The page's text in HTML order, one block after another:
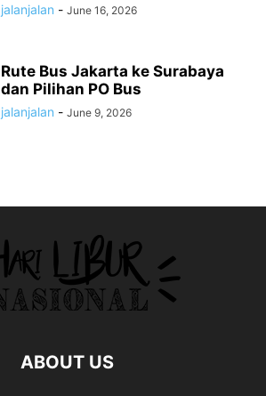
jalanjalan - June 16, 2026
Rute Bus Jakarta ke Surabaya
dan Pilihan PO Bus
jalanjalan - June 9, 2026
ABOUT US